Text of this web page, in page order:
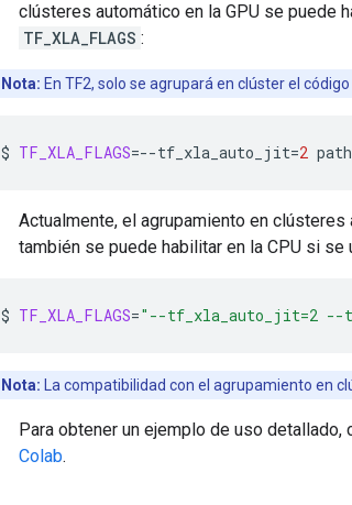
clústeres automático en la GPU se puede
TF_XLA_FLAGS :
Nota: En TF2, solo se agrupará en clúster el
$ TF_XLA_FLAGS=--tf_xla_auto_jit=2
Actualmente, el agrupamiento en
también se puede habilitar en la CPU si se
$ TF_XLA_FLAGS="--tf_xla_auto_jit=2 --
Nota: La compatibilidad con el agrupamiento en
Para obtener un ejemplo de uso detallado,
Colab.